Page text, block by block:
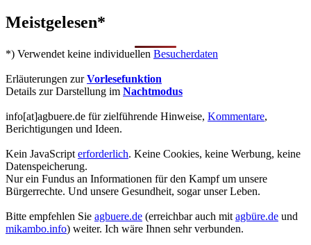
Meistgelesen*
*) Verwendet keine individuellen Besucherdaten
Erläuterungen zurVorlesefunktion
Details zur Darstellung im Nachtmodus
info[at]agbuere.de für zielführende Hinweise, Kommentare,
Berichtigungen und Ideen.
Kein JavaScript erforderlich. Keine Cookies, keine Werbung, keine
Datenspeicherung.
Nur ein Fundus an Informationen für den Kampf um unsere
Bürgerrechte. Und unsere Gesundheit, sogar unser Leben.
Bitte empfehlen Sie agbuere.de (erreichbar auch mit agbüre.de und
mikambo.info) weiter. Ich wäre Ihnen sehr verbunden.